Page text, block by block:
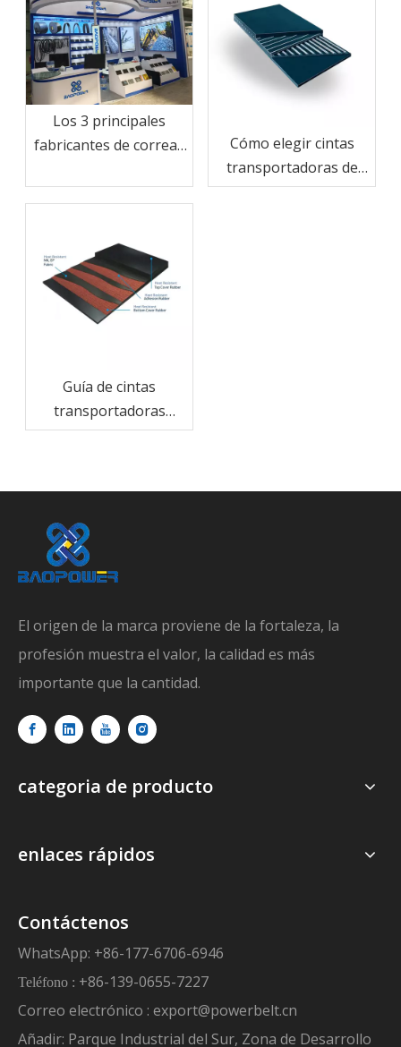
Los 3 principales
fabricantes de correas
aparece en Shanghai
Cómo elegir cintas
transportadoras de
cable de acero por
Guía de cintas
transportadoras
resistentes al calor: lo
El origen de la marca proviene de la fortaleza, la
profesión muestra el valor, la calidad es más
importante que la cantidad.
categoria de producto
enlaces rápidos
Contáctenos
WhatsApp: +86-177-6706-6946
Teléfono : +86-139-0655-7227
Correo electrónico : export@powerbelt.cn
Añadir: Parque Industrial del Sur, Zona de Desarrollo